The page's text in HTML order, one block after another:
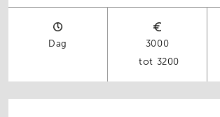
Dag
3000
3200